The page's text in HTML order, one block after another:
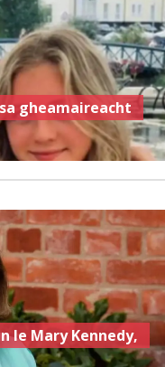
gheamaireacht
le Mary Kennedy,